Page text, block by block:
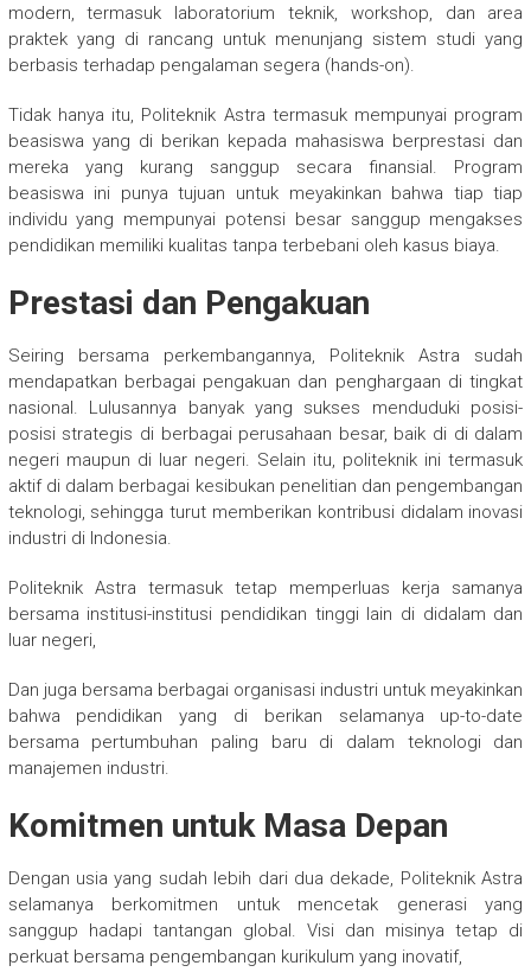
modern, termasuk laboratorium teknik, workshop, dan area
praktek yang di rancang untuk menunjang sistem studi yang
berbasis terhadap pengalaman segera (hands-on).
Tidak hanya itu, Politeknik Astra termasuk mempunyai program
beasiswa yang di berikan kepada mahasiswa berprestasi dan
mereka yang kurang sanggup secara finansial. Program
beasiswa ini punya tujuan untuk meyakinkan bahwa tiap tiap
individu yang mempunyai potensi besar sanggup mengakses
pendidikan memiliki kualitas tanpa terbebani oleh kasus biaya.
Prestasi dan Pengakuan
Seiring bersama perkembangannya, Politeknik Astra sudah
mendapatkan berbagai pengakuan dan penghargaan di tingkat
nasional. Lulusannya banyak yang sukses menduduki posisi-
posisi strategis di berbagai perusahaan besar, baik di di dalam
negeri maupun di luar negeri. Selain itu, politeknik ini termasuk
aktif di dalam berbagai kesibukan penelitian dan pengembangan
teknologi, sehingga turut memberikan kontribusi didalam inovasi
industri di Indonesia.
Politeknik Astra termasuk tetap memperluas kerja samanya
bersama institusi-institusi pendidikan tinggi lain di didalam dan
luar negeri,
Dan juga bersama berbagai organisasi industri untuk meyakinkan
bahwa pendidikan yang di berikan selamanya up-to-date
bersama pertumbuhan paling baru di dalam teknologi dan
manajemen industri.
Komitmen untuk Masa Depan
Dengan usia yang sudah lebih dari dua dekade, Politeknik Astra
selamanya berkomitmen untuk mencetak generasi yang
sanggup hadapi tantangan global. Visi dan misinya tetap di
perkuat bersama pengembangan kurikulum yang inovatif,